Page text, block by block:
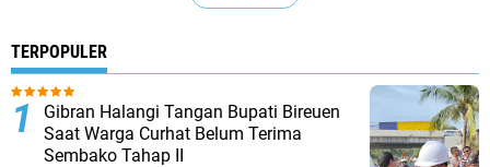
TERPOPULER
Gibran Halangi Tangan Bupati Bireuen
Saat Warga Curhat Belum Terima
Sembako Tahap II